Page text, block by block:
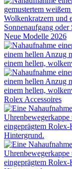
Neue Modelle 2026
Rolex Accessoires